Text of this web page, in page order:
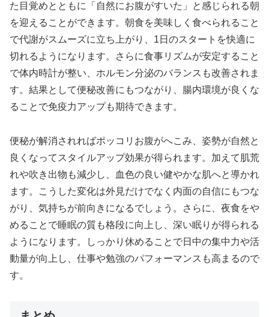
た目覚めとともに「自然にお腹がすいた」と感じられる朝
を迎えることができます。朝食を美味しく食べられること
で代謝がスムーズに立ち上がり、1日のスタートを快適に
切れるようになります。さらに食事リズムが安定すること
で体内時計が整い、ホルモン分泌のバランスも改善されま
す。結果として便秘改善にもつながり、腸内環境が良くな
ることで免疫力アップも期待できます。
便秘が解消されればポッコリお腹がへこみ、姿勢が自然と
良くなってスタイルアップ効果が得られます。加えて肌荒
れや吹き出物も減少し、血色の良い健やかな肌へと導かれ
ます。こうした変化は外見だけでなく内面の自信にもつな
がり、気持ちが前向きになるでしょう。さらに、夜食をや
めることで睡眠の質も格段に向上し、深い眠りが得られる
ようになります。しっかり休めることで日中の集中力や活
動量が向上し、仕事や勉強のパフォーマンスも高まるので
す。